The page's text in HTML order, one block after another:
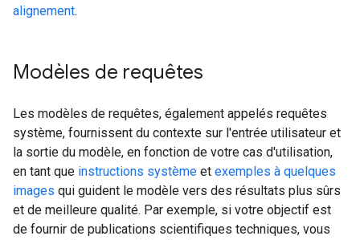
alignement.
Modèles de requêtes
Les modèles de requêtes, également appelés requêtes
système, fournissent du contexte sur l'entrée utilisateur et
la sortie du modèle, en fonction de votre cas d'utilisation,
en tant que instructions système et exemples à quelques
images qui guident le modèle vers des résultats plus sûrs
et de meilleure qualité. Par exemple, si votre objectif est
de fournir de publications scientifiques techniques, vous